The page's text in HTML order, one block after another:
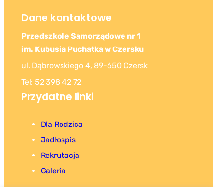
Dane kontaktowe
Przedszkole Samorządowe nr 1
im. Kubusia Puchatka w Czersku
ul. Dąbrowskiego 4, 89-650 Czersk
Tel: 52 398 42 72
Przydatne linki
Dla Rodzica
Jadłospis
Rekrutacja
Galeria